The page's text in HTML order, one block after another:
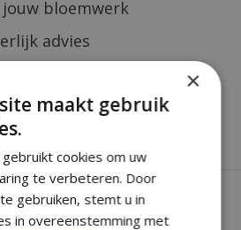
bloemwerk
advies
PRODUCTEN
×
maakt gebruik
cookies om uw
te verbeteren. Door
gebruiken, stemt u in
in overeenstemming met